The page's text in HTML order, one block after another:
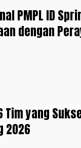
PMPL ID
dengan
Tim yang
2026